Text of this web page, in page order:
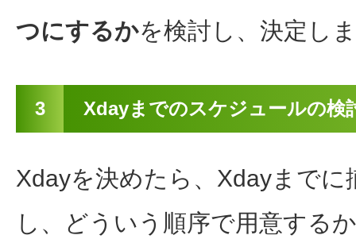
つにするかを検討し、決定し
3 Xdayまでのスケジュールの検
Xdayを決めたら、Xdayまでに
し、どういう順序で用意する